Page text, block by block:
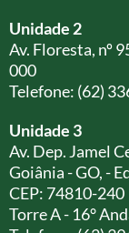
Unidade 2
Av. Floresta, nº
000
Telefone: (62)
Unidade 3
Av. Dep. Jamel
Goiânia - GO, -
CEP: 74810-240
Torre A - 16°